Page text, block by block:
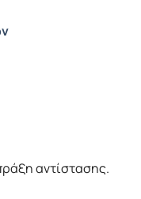
αντίστασης.